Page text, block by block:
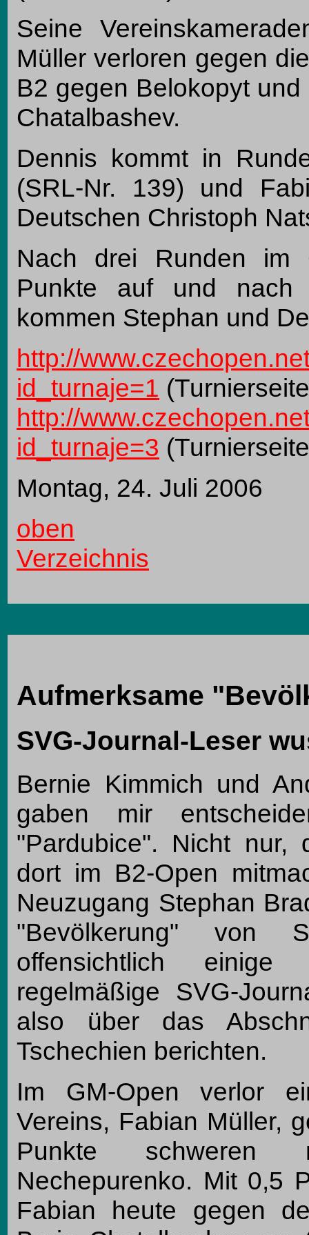
Seine
Müller verloren gegen
B2 gegen Belokopyt
Chatalbashev.
Dennis kommt in
(SRL-Nr. 139) und
Deutschen Christoph
Nach drei Runden im
Punkte auf und nach
kommen Stephan und
http://
id_turnaje=1
http://
id_turnaje=3
Montag, 24. Juli 2006
oben
Verzeichnis
Aufmerksame
SVG-Journal-Leser
Bernie Kimmich und
gaben mir
"Pardubice". Nicht nur,
dort im B2-Open
Neuzugang Stephan
"Bevölkerung" von
offensichtlich
regelmäßige SVG-
also über das
Tschechien berichten.
Im GM-Open verlor
Vereins, Fabian Müller,
Punkte schweren
Nechepurenko. Mit 0,5
Fabian heute gegen